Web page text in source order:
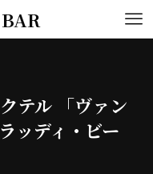
テル 「ヴァン
ッディ・ビー